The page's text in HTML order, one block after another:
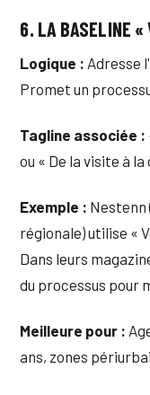
6. LA BASELINE «
Logique : Adresse
Promet un
Tagline associée :
ou « De la visite à
Exemple : Nestenn
régionale) utilise «
Dans leurs
du processus pour
Meilleure pour :
ans, zones